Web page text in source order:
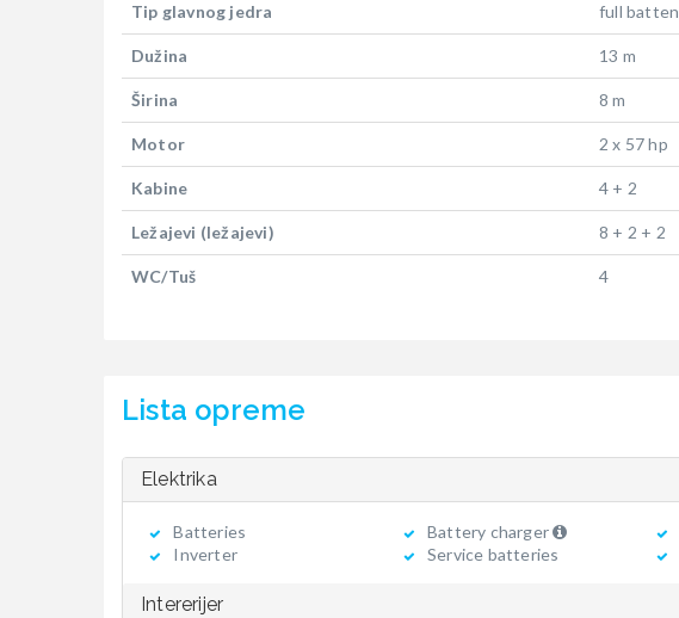
Tip glavnog jedra full batten
Dužina 13 m
Širina 8 m
Motor 2 x 57 hp
Kabine 4 + 2
Ležajevi (ležajevi) 8 + 2 + 2
WC/Tuš 4
Lista opreme
Elektrika
Batteries Battery charger
Inverter
Service batteries
Intererijer